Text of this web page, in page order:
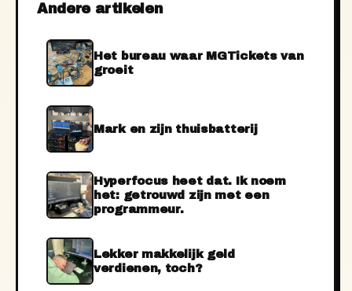
Andere artikelen
Het bureau waar MGTickets van
groeit
Mark en zijn thuisbatterij
Hyperfocus heet dat. Ik noem
het: getrouwd zijn met een
programmeur.
Lekker makkelijk geld
verdienen, toch?